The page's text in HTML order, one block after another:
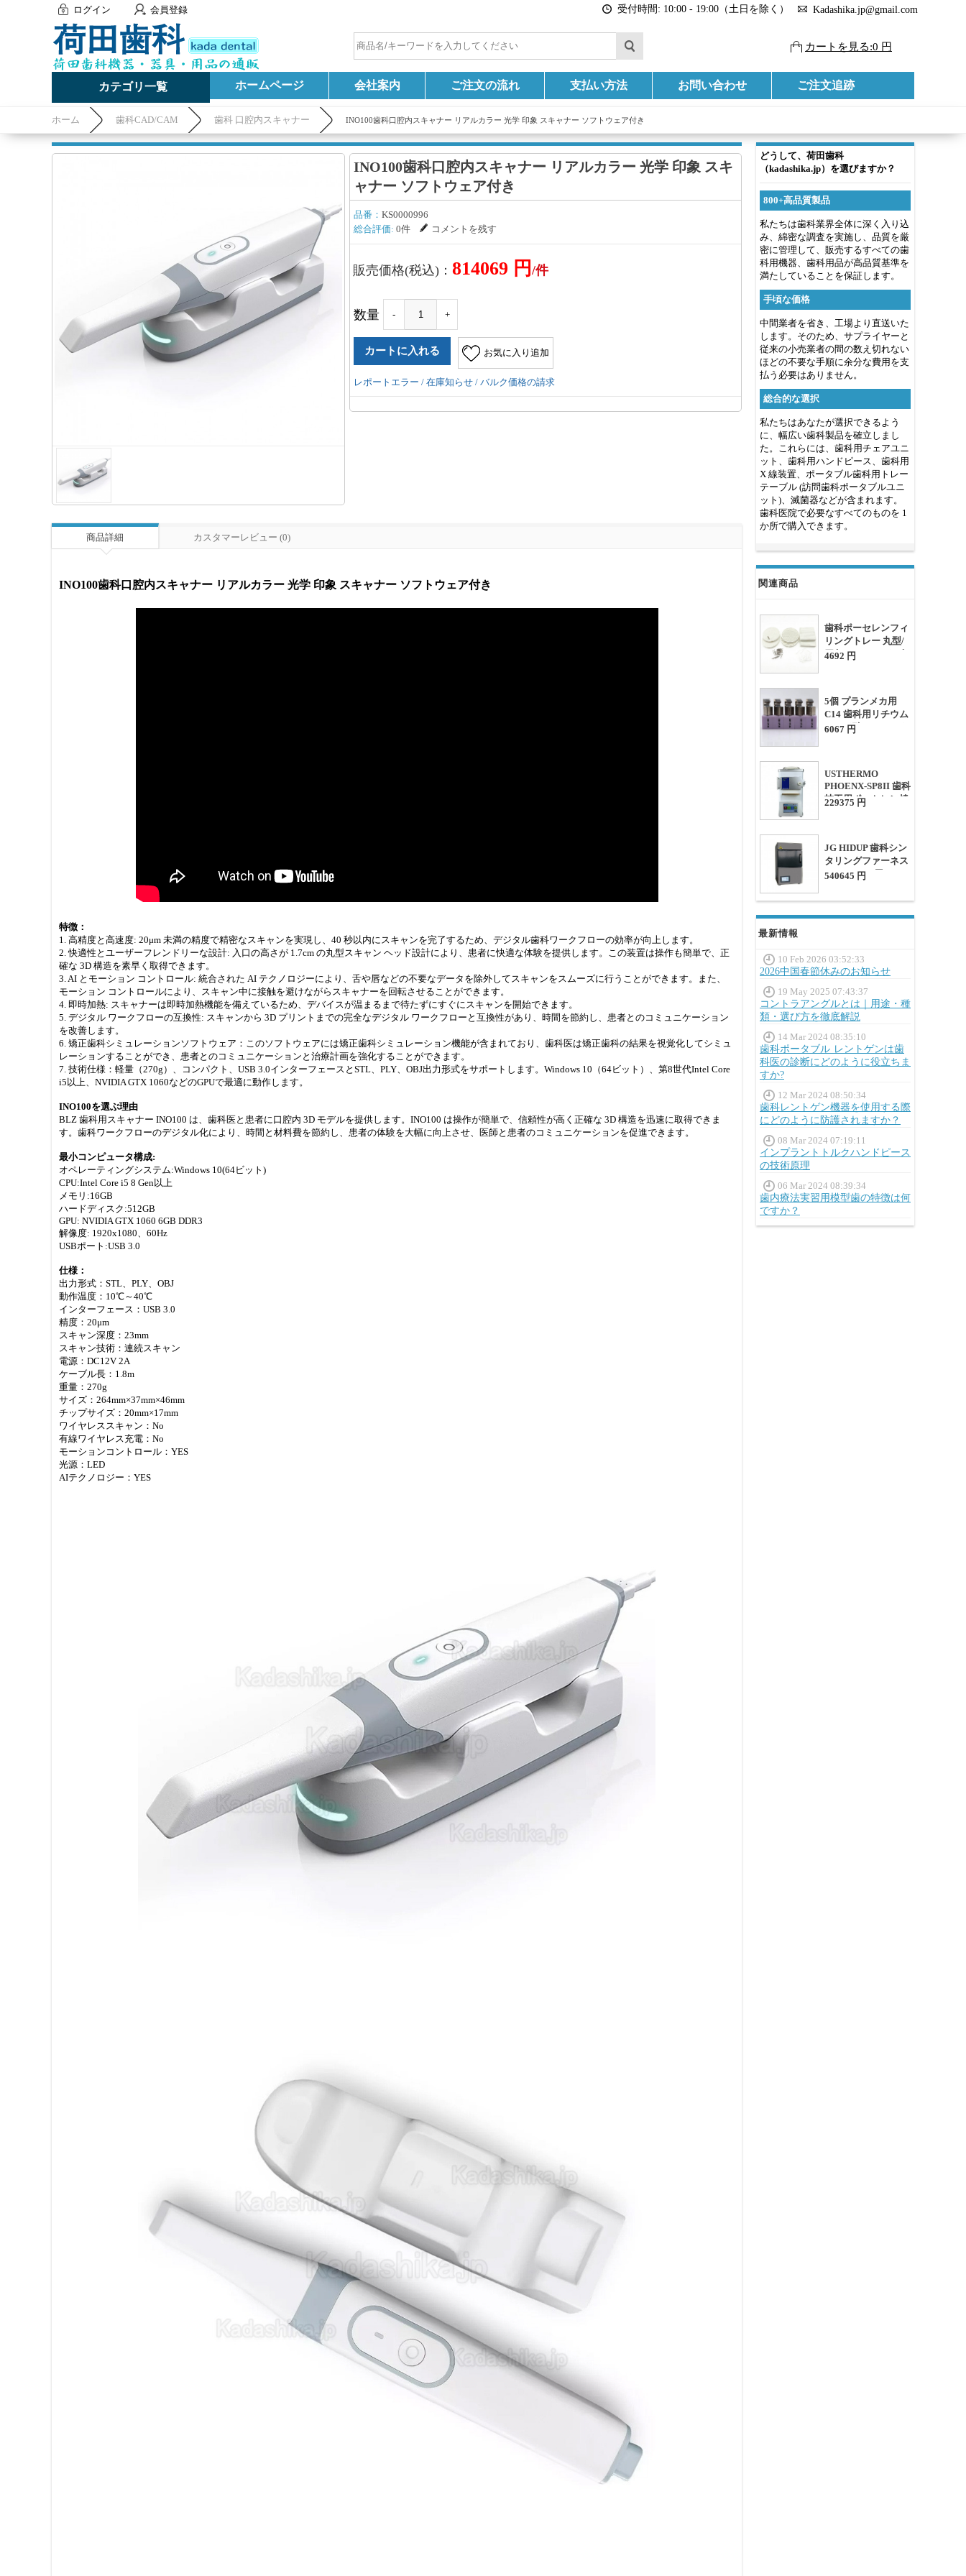
ログイン 会員登録 受付時間: 10:00 - 19:00（土日を除く） Kadashika.jp@gmail.com
カートを見る:0 円
カテゴリ一覧 ホームページ 会社案内 ご注文の流れ 支払い方法 お問い合わせ ご注文追跡
ホーム 歯科CAD/CAM 歯科 口腔内スキャナー INO100歯科口腔内スキャナー リアルカラー 光学 印象 スキャナー ソフトウェア付き
どうして、荷田歯科
（kadashika.jp）を選びますか？
800+高品質製品
私たちは歯科業界全体に深く入り込
み、綿密な調査を実施し、品質を厳
密に管理して、販売するすべての歯
科用機器、歯科用品が高品質基準を
満たしていることを保証します。
手頃な価格
中間業者を省き、工場より直送いた
します。そのため、サプライヤーと
従来の小売業者の間の数え切れない
ほどの不要な手順に余分な費用を支
払う必要はありません。
総合的な選択
私たちはあなたが選択できるよう
に、幅広い歯科製品を確立しまし
た。これらには、歯科用チェアユニ
ット、歯科用ハンドピース、歯科用
X 線装置、ポータブル歯科用トレー
テーブル (訪問歯科ポータブルユニ
ット)、滅菌器などが含まれます。
歯科医院で必要なすべてのものを 1
か所で購入できます。
関連商品
歯科ポーセレンフィ
リングトレー 丸型/
四角 (セラミックピ
4692 円
5個 プランメカ用
C14 歯科用リチウム
二ケイ酸セラミック
6067 円
USTHERMO
PHOENX-SP8II 歯科
技工用ポーセレン焼
229375 円
JG HIDUP 歯科シン
タリングファーネス
(ジルコニア用)
540645 円
最新情報
10 Feb 2026 03:52:33
2026中国春節休みのお知らせ
19 May 2025 07:43:37
コントラアングルとは｜用途・種
類・選び方を徹底解説
14 Mar 2024 08:35:10
歯科ポータブル レントゲンは歯
科医の診断にどのように役立ちま
すか?
12 Mar 2024 08:50:34
歯科レントゲン機器を使用する際
にどのように防護されますか？
08 Mar 2024 07:19:11
インプラントトルクハンドピース
の技術原理
06 Mar 2024 08:39:34
歯内療法実習用模型歯の特徴は何
ですか？
INO100歯科口腔内スキャナー リアルカラー 光学 印象 スキ
ャナー ソフトウェア付き
品番： KS0000996
総合評価: 0件 コメントを残す
販売価格(税込)： 814069 円 /件
数量 - +
お気に入り追加
レポートエラー / 在庫知らせ / バルク価格の請求
商品詳細 カスタマーレビュー (0)
INO100歯科口腔内スキャナー リアルカラー 光学 印象 スキャナー ソフトウェア付き
特徴：
1. 高精度と高速度: 20μm 未満の精度で精密なスキャンを実現し、40 秒以内にスキャンを完了するため、デジタル歯科ワークフローの効率が向上します。
2. 快適性とユーザーフレンドリーな設計: 入口の高さが 1.7cm の丸型スキャン ヘッド設計により、患者に快適な体験を提供します。この装置は操作も簡単で、正
確な 3D 構造を素早く取得できます。
3. AI とモーション コントロール: 統合された AI テクノロジーにより、舌や唇などの不要なデータを除外してスキャンをスムーズに行うことができます。また、
モーション コントロールにより、スキャン中に接触を避けながらスキャナーを回転させることができます。
4. 即時加熱: スキャナーは即時加熱機能を備えているため、デバイスが温まるまで待たずにすぐにスキャンを開始できます。
5. デジタル ワークフローの互換性: スキャンから 3D プリントまでの完全なデジタル ワークフローと互換性があり、時間を節約し、患者とのコミュニケーション
を改善します。
6. 矯正歯科シミュレーションソフトウェア：このソフトウェアには矯正歯科シミュレーション機能が含まれており、歯科医は矯正歯科の結果を視覚化してシミュ
レーションすることができ、患者とのコミュニケーションと治療計画を強化することができます。
7. 技術仕様：軽量（270g）、コンパクト、USB 3.0インターフェースとSTL、PLY、OBJ出力形式をサポートします。Windows 10（64ビット）、第8世代Intel Core
i5以上、NVIDIA GTX 1060などのGPUで最適に動作します。
INO100を選ぶ理由
BLZ 歯科用スキャナー INO100 は、歯科医と患者に口腔内 3D モデルを提供します。INO100 は操作が簡単で、信頼性が高く正確な 3D 構造を迅速に取得できま
す。歯科ワークフローのデジタル化により、時間と材料費を節約し、患者の体験を大幅に向上させ、医師と患者のコミュニケーションを促進できます。
最小コンピュータ構成:
オペレーティングシステム:Windows 10(64ビット)
CPU:Intel Core i5 8 Gen以上
メモリ:16GB
ハードディスク:512GB
GPU: NVIDIA GTX 1060 6GB DDR3
解像度: 1920x1080、60Hz
USBポート:USB 3.0
仕様：
出力形式：STL、PLY、OBJ
動作温度：10℃～40℃
インターフェース：USB 3.0
精度：20μm
スキャン深度：23mm
スキャン技術：連続スキャン
電源：DC12V 2A
ケーブル長：1.8m
重量：270g
サイズ：264mm×37mm×46mm
チップサイズ：20mm×17mm
ワイヤレススキャン：No
有線ワイヤレス充電：No
モーションコントロール：YES
光源：LED
AIテクノロジー：YES